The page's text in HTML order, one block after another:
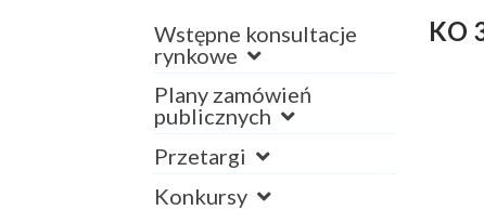
Wstępne konsultacje
rynkowe
Plany zamówień
publicznych
Przetargi
Konkursy
KO